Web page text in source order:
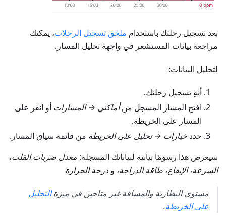
بعد تسجيل رحلتك باستخدام ملحق تسجيل الرحلات، يمكنك
مراجعة بيانات المستشعر في واجهة تحليل المسار.
لتحليل البيانات:
أنهِ تسجيل رحلتك.
افتح المسار المسجل منأماكني → المسارات أو انقر على
المسار على الخريطة.
حدد خيارات → تحليل على الخريطة من قائمة سياق المسار.
سيعرض هذا رسومًا بيانية لبياناتك المسجلة: معدل ضربات القلب،
السرعة،الإيقاع، طاقة الدراجة، و درجة الحرارة
مستوى البطارية والمسافة غير متاحين في ميزةالتحليل
على الخريطة.